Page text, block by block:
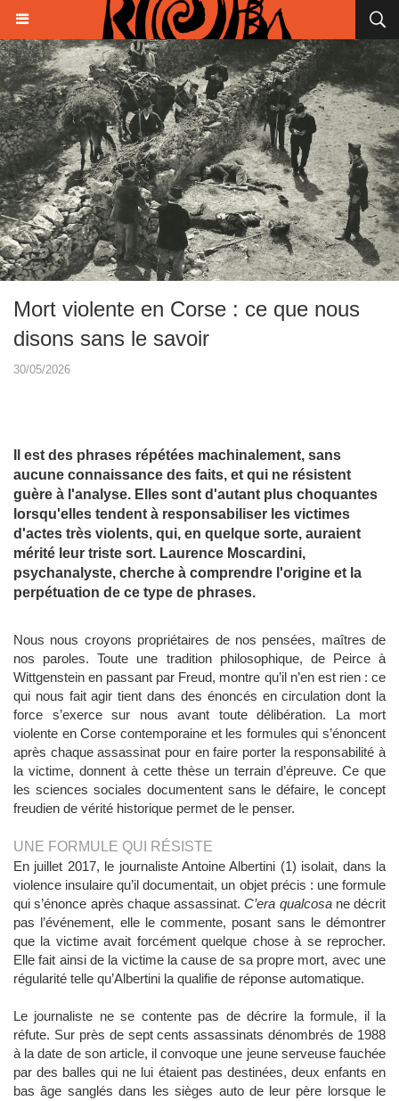
Mort violente en Corse : ce que nous
disons sans le savoir
30/05/2026
Il est des phrases répétées machinalement, sans
aucune connaissance des faits, et qui ne résistent
guère à l'analyse. Elles sont d'autant plus choquantes
lorsqu'elles tendent à responsabiliser les victimes
d'actes très violents, qui, en quelque sorte, auraient
mérité leur triste sort. Laurence Moscardini,
psychanalyste, cherche à comprendre l'origine et la
perpétuation de ce type de phrases.
Nous nous croyons propriétaires de nos pensées, maîtres de
nos paroles. Toute une tradition philosophique, de Peirce à
Wittgenstein en passant par Freud, montre qu’il n’en est rien : ce
qui nous fait agir tient dans des énoncés en circulation dont la
force s’exerce sur nous avant toute délibération. La mort
violente en Corse contemporaine et les formules qui s’énoncent
après chaque assassinat pour en faire porter la responsabilité à
la victime, donnent à cette thèse un terrain d’épreuve. Ce que
les sciences sociales documentent sans le défaire, le concept
freudien de vérité historique permet de le penser.
UNE FORMULE QUI RÉSISTE
En juillet 2017, le journaliste Antoine Albertini (1) isolait, dans la
violence insulaire qu’il documentait, un objet précis : une formule
qui s’énonce après chaque assassinat.C’era qualcosa ne décrit
pas l’événement, elle le commente, posant sans le démontrer
que la victime avait forcément quelque chose à se reprocher.
Elle fait ainsi de la victime la cause de sa propre mort, avec une
régularité telle qu’Albertini la qualifie de réponse automatique.
Le journaliste ne se contente pas de décrire la formule, il la
réfute. Sur près de sept cents assassinats dénombrés de 1988
à la date de son article, il convoque une jeune serveuse fauchée
par des balles qui ne lui étaient pas destinées, deux enfants en
bas âge sanglés dans les sièges auto de leur père lorsque le